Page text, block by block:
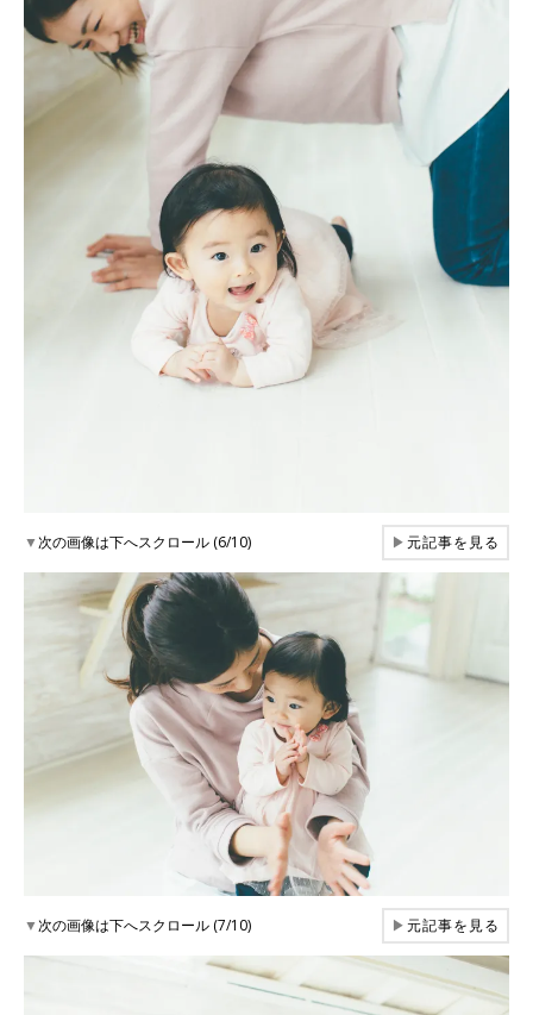
▼次の画像は下へスクロール (6/10) ▶元記事を見る
▼次の画像は下へスクロール (7/10) ▶元記事を見る